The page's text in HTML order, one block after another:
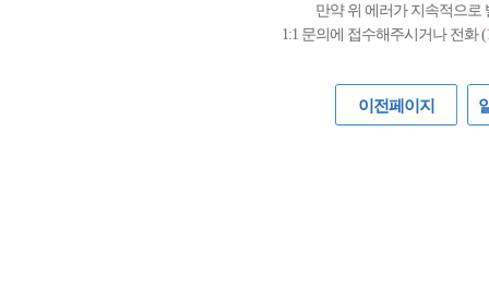
만약 위 에러가 지속적으로
1:1 문의에 접수해주시거나 전화 (
이전페이지